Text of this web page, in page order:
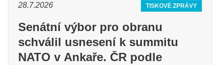
28.7.2026 TISKOVÉ ZPRÁVY
Senátní výbor pro obranu
schválil usnesení k summitu
NATO v Ankaře. ČR podle